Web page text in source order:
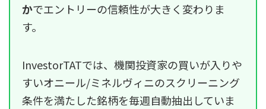
かでエントリーの信頼性が大きく変わりま
す。
InvestorTATでは、機関投資家の買いが入りや
すいオニール/ミネルヴィニのスクリーニング
条件を満たした銘柄を毎週自動抽出していま